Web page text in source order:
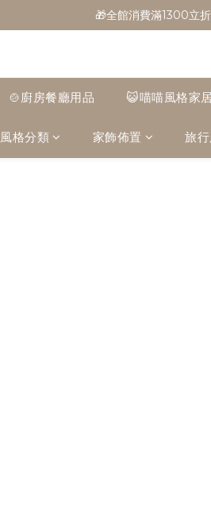
🎁全館消費滿1300立
🎁全館消費滿1300立
🚛全館滿$799超取免運
🎁全館消費滿1300立折
🍲廚房餐廳用品 😺喵喵風格家
風格分類 家飾佈置 旅